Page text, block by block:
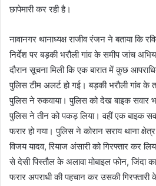
छापेमारी कर रही है।
नावानगर थानाध्यक्ष राजीव रंजन ने बताया कि
निर्देश पर बड़की भरौली गांव के समीप जांच
दौरान सूचना मिली कि एक बारात में कुछ
पुलिस टीम अलर्ट हो गई। बड़की भरौली गांव के
पुलिस ने रुकवाया। पुलिस को देख बाइक सवार
पुलिस ने तीन को पकड़ लिया। वहीं एक बाइक
फरार हो गया। पुलिस ने कोरान सराय थाना
विजय यादव, रियाज अंसारी को गिरफ्तार कर
से देसी पिस्तौल के अलावा मोबाइल फोन, जिंदा
फरार अपराधी की पहचान कर उसकी गिरफ्तारी